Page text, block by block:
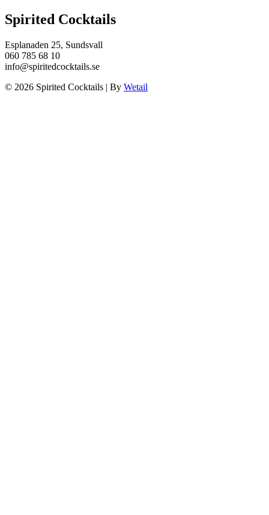
Spirited Cocktails
Esplanaden 25, Sundsvall
060 785 68 10
info@spiritedcocktails.se
© 2026 Spirited Cocktails | By Wetail